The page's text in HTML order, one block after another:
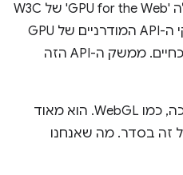
Compute, ולכן קבוצת הקהילה 'GPU for the Web' של W3C
מתכננת API לחשיפת ממשקי ה-API המודרניים של GPU
שזמינים ברוב המכשירים הנוכחיים. ממשק ה-API הזה
‫WebGPU הוא API ברמה נמוכה, כמו WebGL. הוא מאוד
זה בסדר. מה שאנחנו